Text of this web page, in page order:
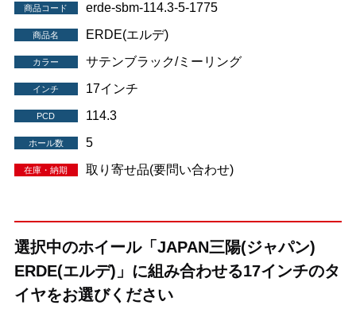
商品コード erde-sbm-114.3-5-1775
商品名 ERDE(エルデ)
カラー サテンブラック/ミーリング
インチ 17インチ
PCD 114.3
ホール数 5
在庫・納期 取り寄せ品(要問い合わせ)
選択中のホイール「JAPAN三陽(ジャパン)
ERDE(エルデ)」に組み合わせる17インチのタ
イヤをお選びください